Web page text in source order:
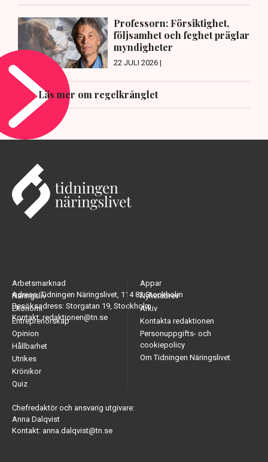
Professorn: Försiktighet,
följsamhet och feghet präglar
myndigheter
22 JULI 2026 |
Läs mer om regelkrånglet
Adress: Tidningen Näringslivet, 114 82 Stockholm
Besöksadress: Storgatan 19, Stockholm
Kontakt: redaktionen@tn.se
Arbetsmarknad
Näringsliv
Ekonomi
Entreprenörskap
Opinion
Hållbarhet
Utrikes
Krönikor
Quiz
Appar
Nyhetsbrev
Arkiv
Kontakta redaktionen
Personuppgifts- och
cookiepolicy
Om Tidningen Näringslivet
Chefredaktör och ansvarig utgivare:
Anna Dalqvist
Kontakt: anna.dalqvist@tn.se